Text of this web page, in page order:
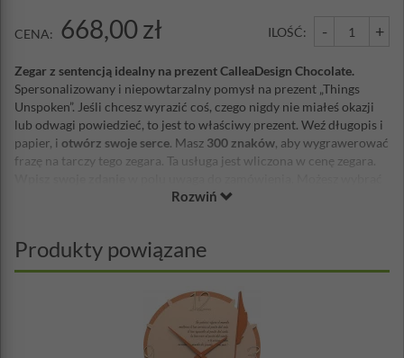
CENA: 668,00 zł ILOŚĆ: - +
Zegar z sentencją idealny na prezent CalleaDesign Chocolate.
Spersonalizowany i niepowtarzalny pomysł na prezent „Things
Unspoken”. Jeśli chcesz wyrazić coś, czego nigdy nie miałeś okazji
lub odwagi powiedzieć, to jest to właściwy prezent. Weź długopis i
papier, i otwórz swoje serce. Masz 300 znaków, aby wygrawerować
frazę na tarczy tego zegara. Ta usługa jest wliczona w cenę zegara.
spośród kilku dostępnych kolorów, a lancety są zawsze
Zegar został zaprojektowany i będzie wykonany we Włoszech w
manufakturze CalleaDesign. Przed opuszczeniem fabryki zostanie
dokładnie sprawdzony i przetestowany. Materiał, z którego został
wykonany to włókno drzewne, które ma doskonałą jednorodność
oraz jest łatwe w obróbce. Materiał pozwala na uzyskanie wysokiej
Malowanie odbywa się farbami wodnymi
satynową powierzchnią. Użyte farby są bezpieczne dla otoczenia.
Rozwiń
Produkty powiązane